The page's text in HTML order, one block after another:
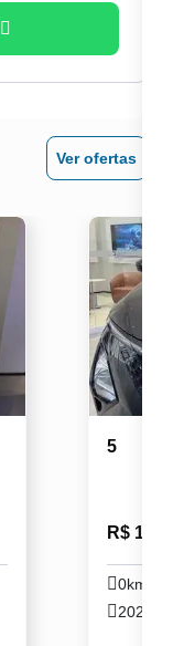
Ver ofertas
5
R$
0km
2026 /